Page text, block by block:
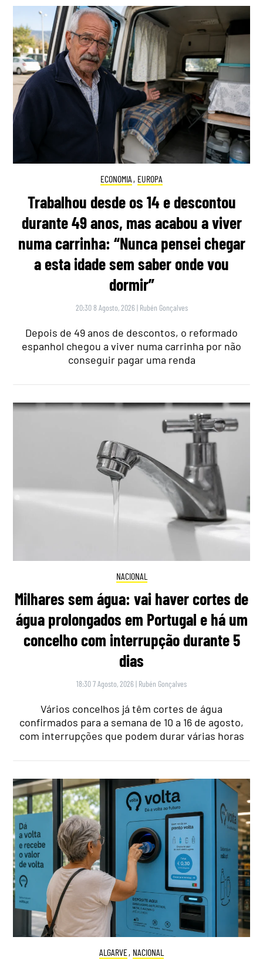
ECONOMIA , EUROPA
Trabalhou desde os 14 e descontou
durante 49 anos, mas acabou a viver
numa carrinha: “Nunca pensei chegar
a esta idade sem saber onde vou
dormir”
20:30 8 Agosto, 2026 | Rubén Gonçalves
Depois de 49 anos de descontos, o reformado
espanhol chegou a viver numa carrinha por não
conseguir pagar uma renda
NACIONAL
Milhares sem água: vai haver cortes de
água prolongados em Portugal e há um
concelho com interrupção durante 5
dias
18:30 7 Agosto, 2026 | Rubén Gonçalves
Vários concelhos já têm cortes de água
confirmados para a semana de 10 a 16 de agosto,
com interrupções que podem durar várias horas
ALGARVE, NACIONAL